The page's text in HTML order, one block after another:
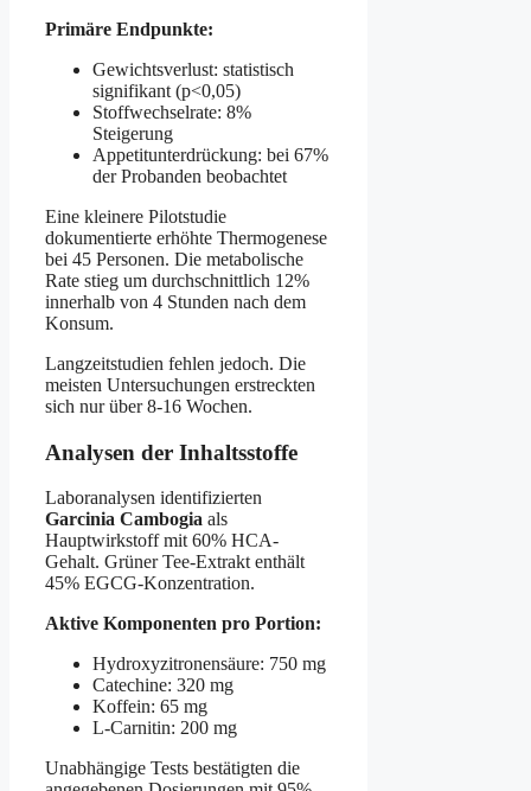
Primäre Endpunkte:
Gewichtsverlust: statistisch
signifikant (p<0,05)
Stoffwechselrate: 8%
Steigerung
Appetitunterdrückung: bei 67%
der Probanden beobachtet
Eine kleinere Pilotstudie
dokumentierte erhöhte Thermogenese
bei 45 Personen. Die metabolische
Rate stieg um durchschnittlich 12%
innerhalb von 4 Stunden nach dem
Konsum.
Langzeitstudien fehlen jedoch. Die
meisten Untersuchungen erstreckten
sich nur über 8-16 Wochen.
Analysen der Inhaltsstoffe
Laboranalysen identifizierten
Garcinia Cambogia als
Hauptwirkstoff mit 60% HCA-
Gehalt. Grüner Tee-Extrakt enthält
45% EGCG-Konzentration.
Aktive Komponenten pro Portion:
Hydroxyzitronensäure: 750 mg
Catechine: 320 mg
Koffein: 65 mg
L-Carnitin: 200 mg
Unabhängige Tests bestätigten die